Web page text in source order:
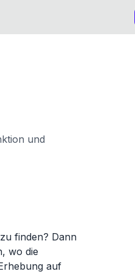
und
finden? Dann
wo die
auf